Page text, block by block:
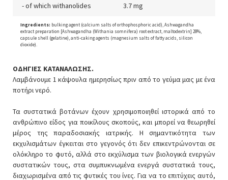
- of which withanolides 3.7 mg
Ingredients: bulking agent (calcium salts of orthophosphoric acid), Ashwagandha
extract preparation [Ashwagandha (Withania somnifera) root extract, maltodextrin] 28%,
capsule shell (gelatine), anti-caking agents (magnesium salts of fatty acids, silicon
dioxide).
ΟΔΗΓΙΕΣ ΚΑΤΑΝΑΛΩΣΗΣ.
Λαμβάνουμε 1 κάψουλα ημερησίως πριν από το γεύμα μας με ένα
ποτήρι νερό.
Τα συστατικά βοτάνων έχουν χρησιμοποιηθεί ιστορικά από το
ανθρώπινο είδος για ποικίλους σκοπούς, και μπορεί να θεωρηθεί
μέρος της παραδοσιακής ιατρικής. Η σημαντικότητα των
εκχυλισμάτων έγκειται στο γεγονός ότι δεν επικεντρώνονται σε
ολόκληρο το φυτό, αλλά στο εκχύλισμα των βιολογικά ενεργών
συστατικών τους, στα συμπυκνωμένα ενεργά συστατικά τους,
διαχωρισμένα από τις φυτικές του ίνες. Για να το επιτύχεις αυτό,